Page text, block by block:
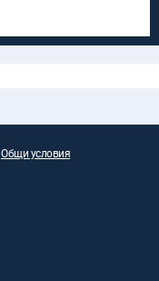
Общи условия